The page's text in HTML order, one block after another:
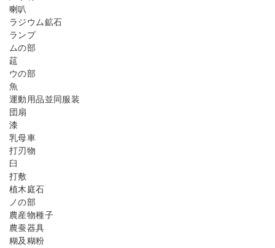
喇叭
ラジウム鉱石
ランプ
ムの部
莚
ウの部
魚
運動用品並同服装
団扇
漆
乳母車
打刃物
臼
打敷
植木庭石
ノの部
農産物種子
農蚕器具
糊及糊粉